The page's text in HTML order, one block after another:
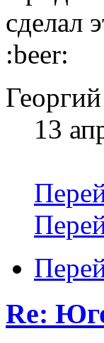
сделал
:beer:
13
Re: